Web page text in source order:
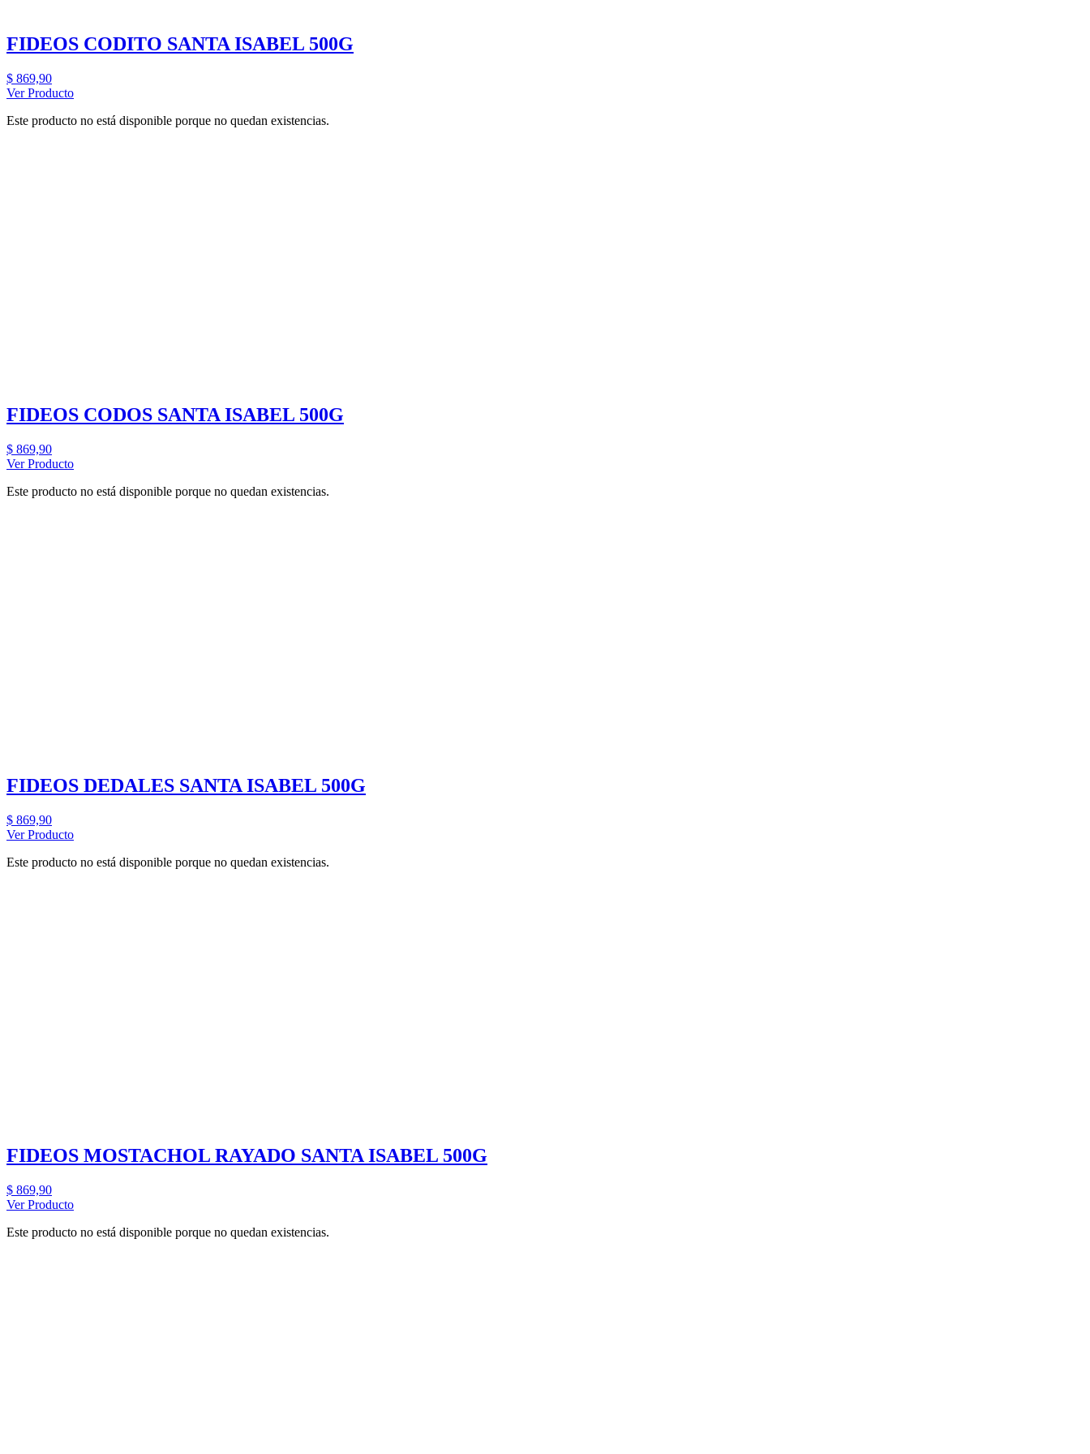
FIDEOS CODITO SANTA ISABEL 500G
$ 869,90
Ver Producto
Este producto no está disponible porque no quedan existencias.
FIDEOS CODOS SANTA ISABEL 500G
$ 869,90
Ver Producto
Este producto no está disponible porque no quedan existencias.
FIDEOS DEDALES SANTA ISABEL 500G
$ 869,90
Ver Producto
Este producto no está disponible porque no quedan existencias.
FIDEOS MOSTACHOL RAYADO SANTA ISABEL 500G
$ 869,90
Ver Producto
Este producto no está disponible porque no quedan existencias.